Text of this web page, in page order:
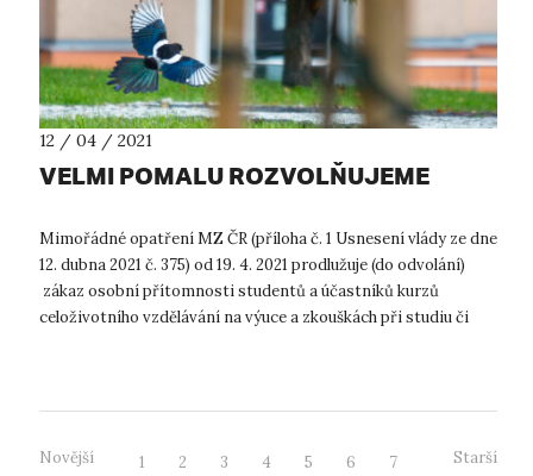
12 / 04 / 2021
VELMI POMALU ROZVOLŇUJEME
Mimořádné opatření MZ ČR (příloha č. 1 Usnesení vlády ze dne
12. dubna 2021 č. 375) od 19. 4. 2021 prodlužuje (do odvolání)
zákaz osobní přítomnosti studentů a účastníků kurzů
celoživotního vzdělávání na výuce a zkouškách při studiu či
Novější 1 2 3 4 5 6
7
Starší